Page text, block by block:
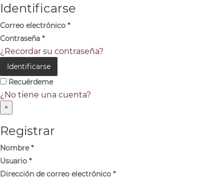
Identificarse
Correo electrónico *
Contraseña *
¿Recordar su contraseña?
Identificarse
Recuérdeme
¿No tiene una cuenta?
×
Registrar
Nombre*
Usuario *
Dirección de correo electrónico *